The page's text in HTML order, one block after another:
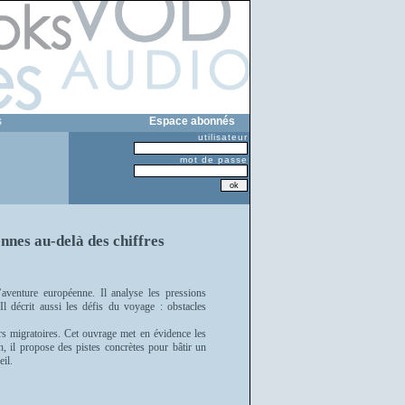
Espace abonnés
utilisateur
mot de passe
au-delà des chiffres
européenne. Il analyse les pressions
décrit aussi les défis du voyage : obstacles
migratoires. Cet ouvrage met en évidence les
il propose des pistes concrètes pour bâtir un